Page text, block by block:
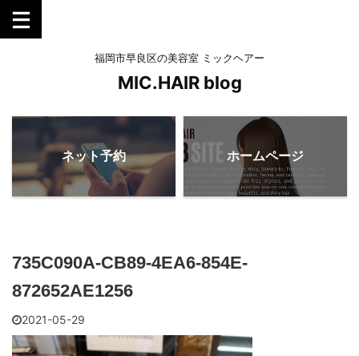
福岡市早良区の美容室 ミックヘアー
MIC.HAIR blog
ネット予約 ホームページ
735C090A-CB89-4EA6-854E-
872652AE1256
2021-05-29